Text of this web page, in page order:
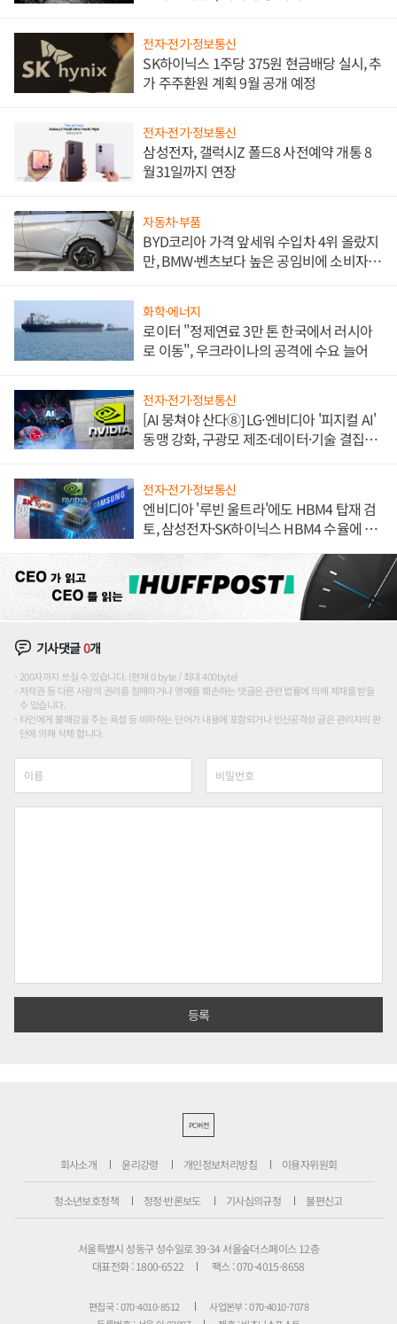
전자·전기·정보통신
SK하이닉스 1주당 375원 현금배당 실시, 추
가 주주환원 계획 9월 공개 예정
전자·전기·정보통신
삼성전자, 갤럭시Z 폴드8 사전예약 개통 8
월31일까지 연장
자동차·부품
BYD코리아 가격 앞세워 수입차 4위 올랐지
만, BMW·벤츠보다 높은 공임비에 소비자
화학·에너지
로이터 "정제연료 3만 톤 한국에서 러시아
로 이동", 우크라이나의 공격에 수요 늘어
전자·전기·정보통신
[AI 뭉쳐야 산다⑧] LG·엔비디아 '피지컬 AI'
동맹 강화, 구광모 제조·데이터·기술 결집
전자·전기·정보통신
엔비디아 '루빈 울트라'에도 HBM4 탑재 검
토, 삼성전자·SK하이닉스 HBM4 수율에 주
기사댓글0개
200자까지 쓰실 수 있습니다. (현재 0 byte / 최대 400byte)
저작권 등 다른 사람의 권리를 침해하거나 명예를 훼손하는 댓글은 관련 법률에 의해 제재를 받을
수 있습니다.
타인에게 불쾌감을 주는 욕설 등 비하하는 단어가 내용에 포함되거나 인신공격성 글은 관리자의 판
단에 의해 삭제 합니다.
PC버전
회사소개 윤리강령 개인정보처리방침 이용자위원회
청소년보호정책 정정·반론보도 기사심의규정 불편신고
서울특별시 성동구 성수일로 39-34 서울숲더스페이스 12층
대표전화 : 1800-6522
팩스 : 070-4015-8658
편집국 : 070-4010-8512
사업본부 : 070-4010-7078